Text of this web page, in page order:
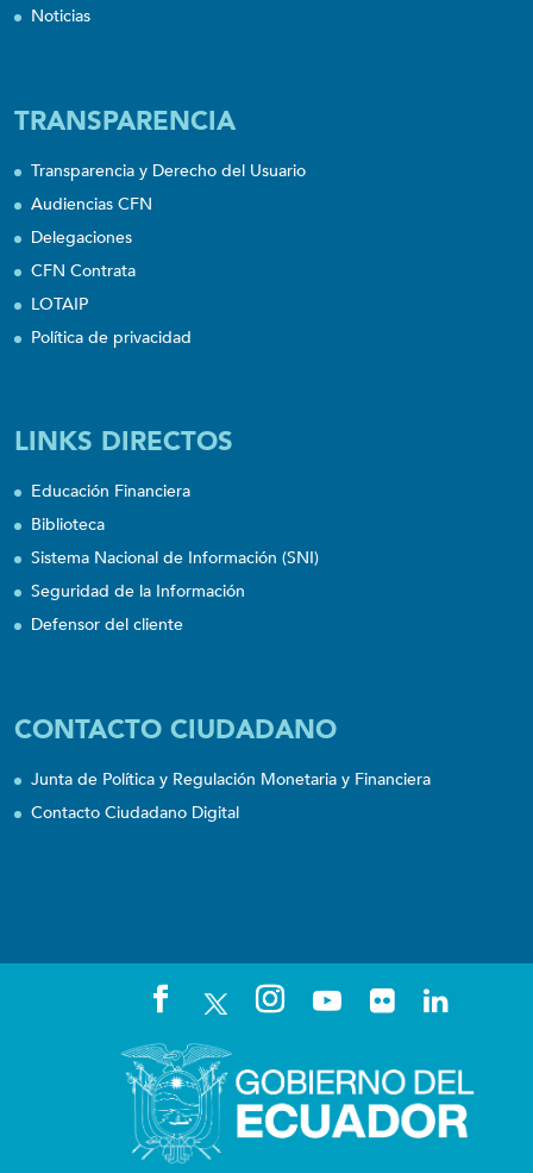
Noticias
TRANSPARENCIA
Transparencia y Derecho del Usuario
Audiencias CFN
Delegaciones
CFN Contrata
LOTAIP
Política de privacidad
LINKS DIRECTOS
Educación Financiera
Biblioteca
Sistema Nacional de Información (SNI)
Seguridad de la Información
Defensor del cliente
CONTACTO CIUDADANO
Junta de Política y Regulación Monetaria y Financiera
Contacto Ciudadano Digital